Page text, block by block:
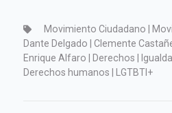
Movimiento Ciudadano |
Dante Delgado | Clemente
Enrique Alfaro | Derechos |
Derechos humanos | LGTBTI+